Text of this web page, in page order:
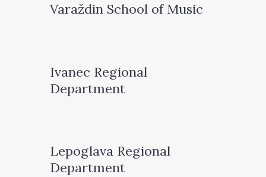
Varaždin School of Music
Ivanec Regional
Department
Lepoglava Regional
Department